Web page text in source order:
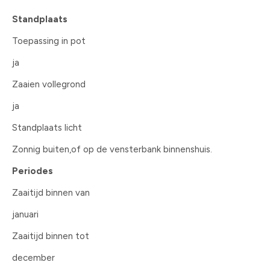
Standplaats
Toepassing in pot
ja
Zaaien vollegrond
ja
Standplaats licht
Zonnig buiten,of op de vensterbank binnenshuis.
Periodes
Zaaitijd binnen van
januari
Zaaitijd binnen tot
december